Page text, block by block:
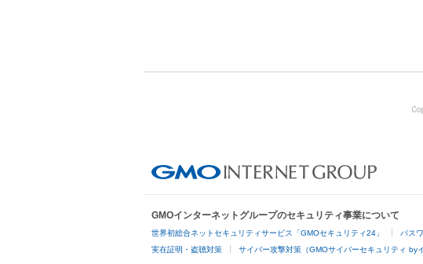
GMOインターネットグループのセキュリティ事業について
世界初総合ネットセキュリティサービス「GMOセキュリティ24」 パス
実在証明・盗聴対策 サイバー攻撃対策（GMOサイバーセキュリティ by